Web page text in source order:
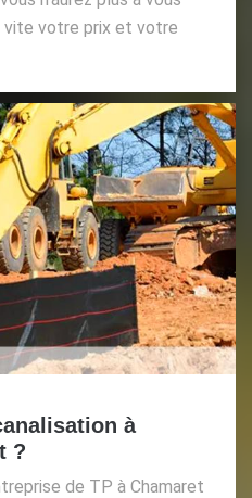
vite votre prix et votre
à
?
de TP à Chamaret